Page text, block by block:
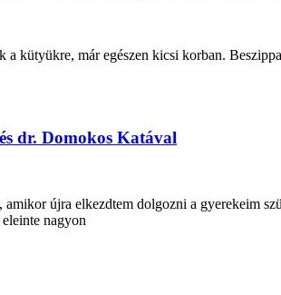
kütyükre, már egészen kicsi korban.
dr. Domokos Katával
újra elkezdtem dolgozni a gyerekeim
nagyon